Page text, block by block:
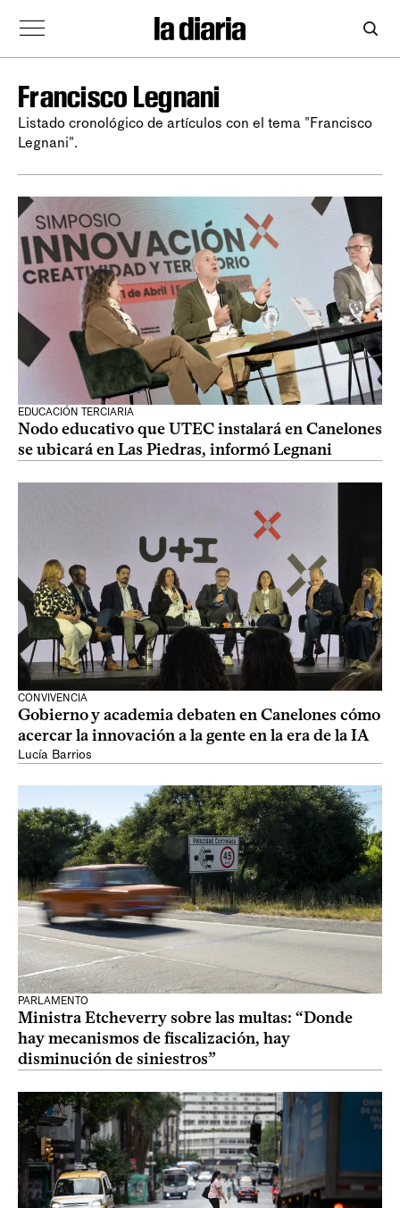
Francisco Legnani
Listado cronológico de artículos con el tema "Francisco
Legnani".
EDUCACIÓN TERCIARIA
Nodo educativo que UTEC instalará en Canelones
se ubicará en Las Piedras, informó Legnani
CONVIVENCIA
Gobierno y academia debaten en Canelones cómo
acercar la innovación a la gente en la era de la IA
Lucía Barrios
PARLAMENTO
Ministra Etcheverry sobre las multas: “Donde
hay mecanismos de fiscalización, hay
disminución de siniestros”